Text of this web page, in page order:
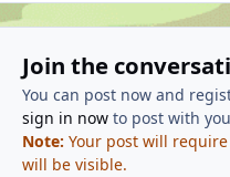
Join the
You can post now and
sign in nowto post with
Note: Your post will
will be visible.